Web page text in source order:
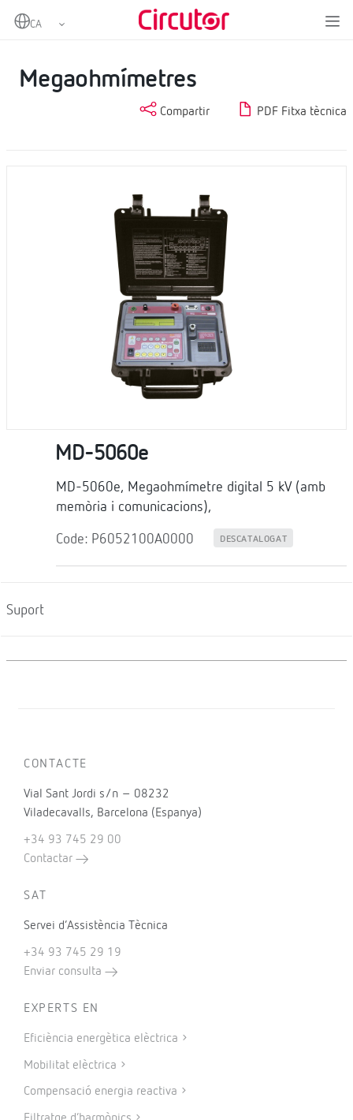
Home Protecció i control
Equips de verificació de CT
Megaohmímetres
Compartir PDF Fitxa tècnica
MD-5060e
MD-5060e, Megaohmímetre digital 5 kV (amb
memòria i comunicacions),
Code: P6052100A0000 DESCATALOGAT
Suport
CONTACTE
Vial Sant Jordi s/n – 08232
Viladecavalls, Barcelona (Espanya)
+34 93 745 29 00
Contactar
SAT
Servei d’Assistència Tècnica
+34 93 745 29 19
Enviar consulta
EXPERTS EN
Eficiència energètica elèctrica
Mobilitat elèctrica
Compensació energia reactiva